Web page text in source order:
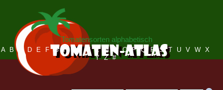
Tomatensorten alphabetisch
A B C D E F G H I J K L M N O P Q R S T U V W X
Y Z #